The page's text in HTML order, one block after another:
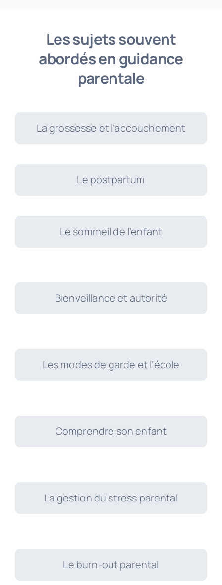
Les sujets souvent
abordés en guidance
parentale
La grossesse et l’accouchement
Le postpartum
Le sommeil de l’enfant
Bienveillance et autorité
Les modes de garde et l’école
Comprendre son enfant
La gestion du stress parental
Le burn-out parental